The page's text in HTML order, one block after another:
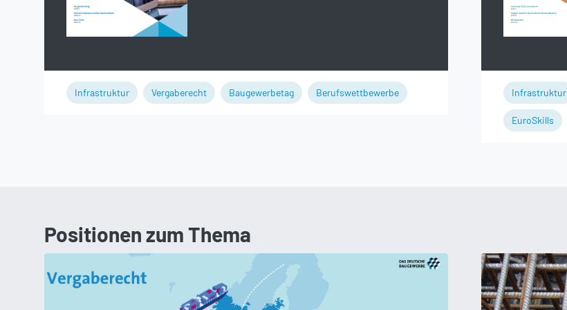
Infrastruktur Vergaberecht Baugewerbetag Berufswettbewerbe Infrastruktur
EuroSkills
Positionen zum Thema